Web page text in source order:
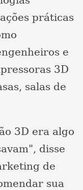
práticas
e
3D
salas de
3D era algo
disse
de
sua